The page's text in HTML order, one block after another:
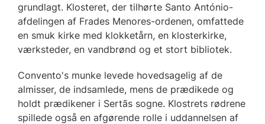
grundlagt. Klosteret, der tilhørte Santo António-
afdelingen af Frades Menores-ordenen, omfattede
en smuk kirke med klokketårn, en klosterkirke,
værksteder, en vandbrønd og et stort bibliotek.
Convento's munke levede hovedsagelig af de
almisser, de indsamlede, mens de prædikede og
holdt prædikener i Sertãs sogne. Klostrets rødrene
spillede også en afgørende rolle i uddannelsen af